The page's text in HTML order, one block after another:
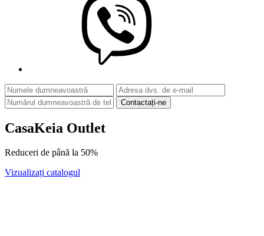
Contactați-ne
CasaKeia Outlet
Reduceri de până la 50%
Vizualizați catalogul